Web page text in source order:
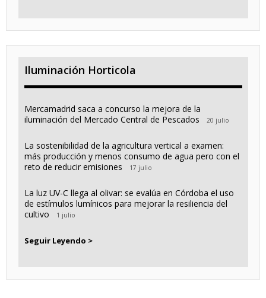
Iluminación Horticola
Mercamadrid saca a concurso la mejora de la
iluminación del Mercado Central de Pescados
20 julio
La sostenibilidad de la agricultura vertical a examen:
más producción y menos consumo de agua pero con el
reto de reducir emisiones
17 julio
La luz UV-C llega al olivar: se evalúa en Córdoba el uso
de estímulos lumínicos para mejorar la resiliencia del
cultivo
1 julio
Seguir Leyendo >